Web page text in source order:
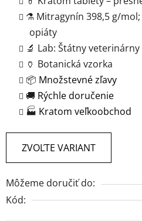
⚗️ Mitragynín 398,5 g/
opiáty
🔬 Lab: Štátny
🏺 Botanická vzorka
📦 Množstevné zľavy
🚚 Rýchle doručenie
🏭 Kratom veľkoobchod
ZVOĽTE VARIANT
Môžeme doručiť do:
Kód: